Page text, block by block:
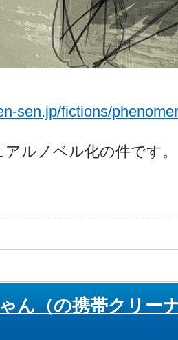
sen.jp/fictions/
アルノベル化の件です
ん（の携帯クリー